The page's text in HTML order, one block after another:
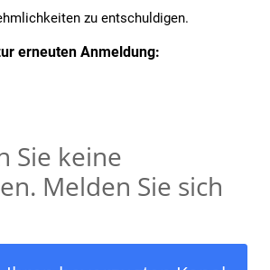
zu entschuldigen.
erneuten Anmeldung: